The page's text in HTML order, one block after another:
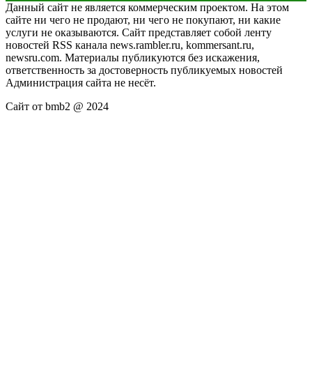
Данный сайт не является коммерческим проектом. На этом
сайте ни чего не продают, ни чего не покупают, ни какие
услуги не оказываются. Сайт представляет собой ленту
новостей RSS канала news.rambler.ru, kommersant.ru,
newsru.com. Материалы публикуются без искажения,
ответственность за достоверность публикуемых новостей
Администрация сайта не несёт.
Сайт от bmb2 @ 2024